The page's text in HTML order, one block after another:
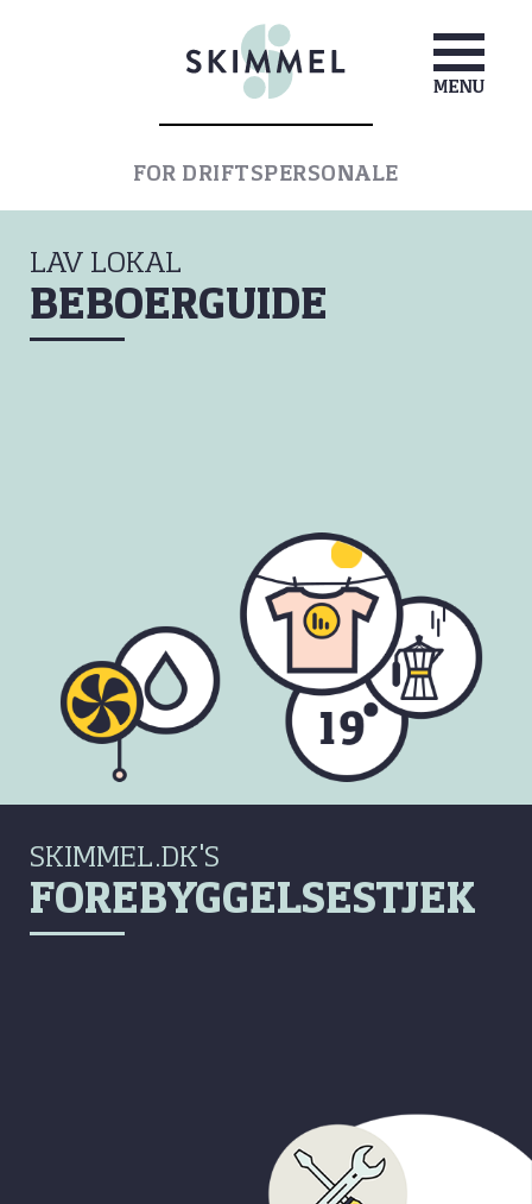
FOR DRIFTSPERSONALE
LAV LOKAL
BEBOERGUIDE
SKIMMEL.DK'S
FOREBYGGELSESTJEK